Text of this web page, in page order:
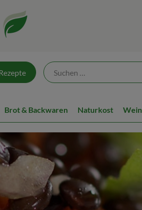
Brot & Backwaren Naturkost Wein